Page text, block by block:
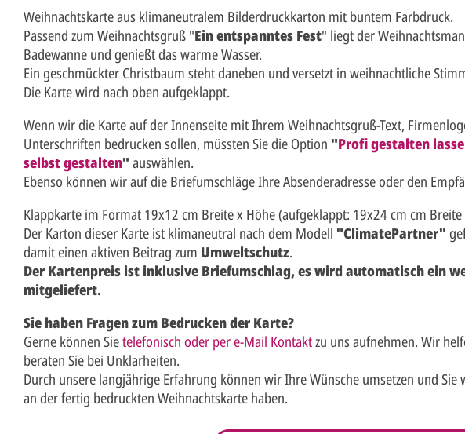
Weihnachtskarte aus klimaneutralem Bilderdruckkarton mit buntem Farbdruck.
Passend zum Weihnachtsgruß "Ein entspanntes Fest" liegt der
Badewanne und genießt das warme Wasser.
Ein geschmückter Christbaum steht daneben und versetzt in weihnachtliche
Die Karte wird nach oben aufgeklappt.
Wenn wir die Karte auf der Innenseite mit Ihrem Weihnachtsgruß-Text,
Unterschriften bedrucken sollen, müssten Sie die Option "Profi gestalten
selbst gestalten" auswählen.
Ebenso können wir auf die Briefumschläge Ihre Absenderadresse oder den
Klappkarte im Format 19x12 cm Breite x Höhe (aufgeklappt: 19x24 cm cm Breite
Der Karton dieser Karte ist klimaneutral nach dem Modell "ClimatePartner"
damit einen aktiven Beitrag zum Umweltschutz.
Der Kartenpreis ist inklusive Briefumschlag, es wird automatisch ein
mitgeliefert.
Sie haben Fragen zum Bedrucken der Karte?
Gerne können Sietelefonisch oder per e-Mail Kontaktzu uns aufnehmen. Wir
beraten Sie bei Unklarheiten.
Durch unsere langjährige Erfahrung können wir Ihre Wünsche umsetzen und Sie
an der fertig bedruckten Weihnachtskarte haben.